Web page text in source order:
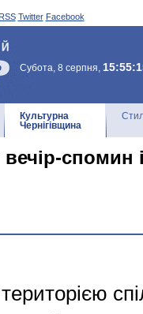
RSS Twitter Facebook
Субота, 8 серпня,
Культурна
Чернігівщина
вечір-